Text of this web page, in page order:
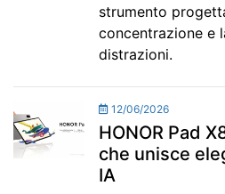
strumento
concentrazione e
distrazioni.
12/06/2026
HONOR Pad
che unisce
IA